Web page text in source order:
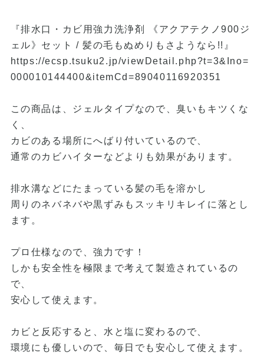
『排水口・カビ用強力洗浄剤 《アクアテクノ900ジ
ェル》セット / 髪の毛もぬめりもさようなら!!』
https://ecsp.tsuku2.jp/viewDetail.php?t=3&Ino=
000010144400&itemCd=89040116920351
この商品は、ジェルタイプなので、臭いもキツくな
く、
カビのある場所にへばり付いているので、
通常のカビハイターなどよりも効果があります。
排水溝などにたまっている髪の毛を溶かし
周りのネバネバや黒ずみもスッキリキレイに落とし
ます。
プロ仕様なので、強力です！
しかも安全性を極限まで考えて製造されているの
で、
安心して使えます。
カビと反応すると、水と塩に変わるので、
環境にも優しいので、毎日でも安心して使えます。